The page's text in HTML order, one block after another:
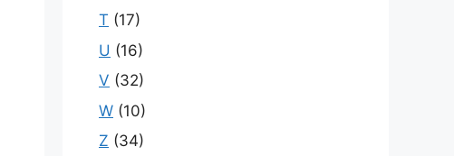
T (17)
U (16)
V (32)
W (10)
Z (34)